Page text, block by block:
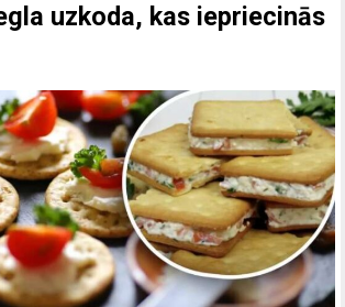
uzkoda, kas iepriecinās